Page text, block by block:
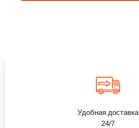
Удобная доставка
24/7